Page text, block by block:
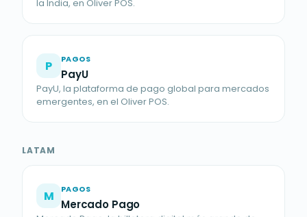
la India, en Oliver POS.
P PAGOS
PayU
PayU, la plataforma de pago global para mercados
emergentes, en el Oliver POS.
LATAM
M PAGOS
Mercado Pago